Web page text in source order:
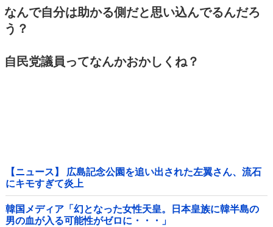
なんで自分は助かる側だと思い込んでるんだろ
う？
自民党議員ってなんかおかしくね？
【ニュース】 広島記念公園を追い出された左翼さん、流石
にキモすぎて炎上
韓国メディア「幻となった女性天皇。日本皇族に韓半島の
男の血が入る可能性がゼロに・・・」